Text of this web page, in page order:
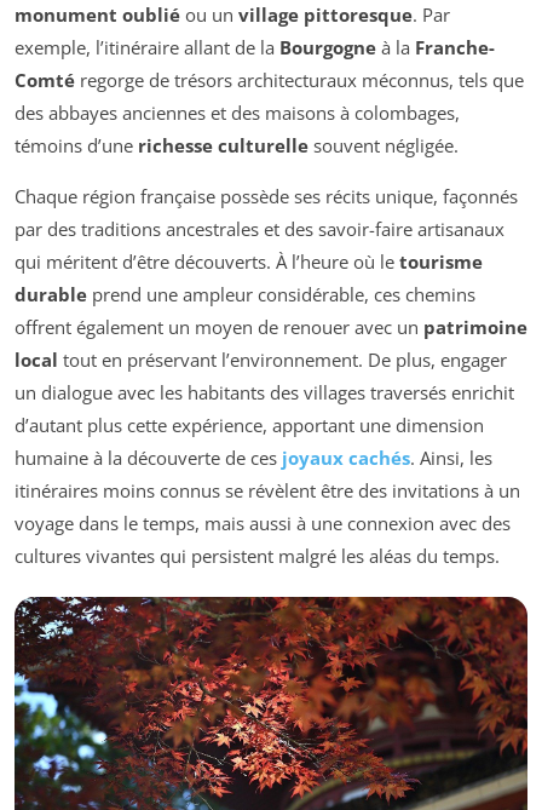
monument oublié ou un village pittoresque. Par
exemple, l’itinéraire allant de la Bourgogne à la Franche-
Comté regorge de trésors architecturaux méconnus, tels que
des abbayes anciennes et des maisons à colombages,
témoins d’une richesse culturelle souvent négligée.
Chaque région française possède ses récits unique, façonnés
par des traditions ancestrales et des savoir-faire artisanaux
qui méritent d’être découverts. À l’heure où le tourisme
durable prend une ampleur considérable, ces chemins
offrent également un moyen de renouer avec un patrimoine
local tout en préservant l’environnement. De plus, engager
un dialogue avec les habitants des villages traversés enrichit
d’autant plus cette expérience, apportant une dimension
humaine à la découverte de ces joyaux cachés. Ainsi, les
itinéraires moins connus se révèlent être des invitations à un
voyage dans le temps, mais aussi à une connexion avec des
cultures vivantes qui persistent malgré les aléas du temps.